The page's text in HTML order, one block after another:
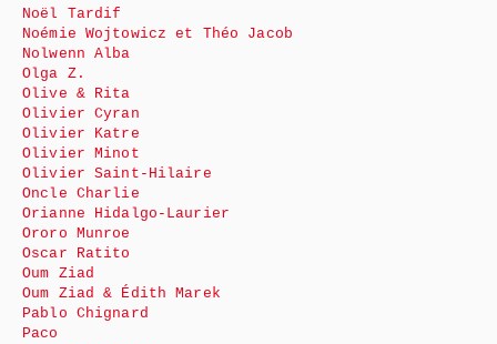
Noël Tardif
Noémie Wojtowicz et Théo Jacob
Nolwenn Alba
Olga Z.
Olive & Rita
Olivier Cyran
Olivier Katre
Olivier Minot
Olivier Saint-Hilaire
Oncle Charlie
Orianne Hidalgo-Laurier
Ororo Munroe
Oscar Ratito
Oum Ziad
Oum Ziad & Édith Marek
Pablo Chignard
Paco